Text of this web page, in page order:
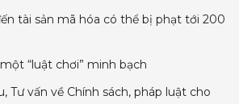
tài sản mã hóa có thể bị phạt tới 200
“luật chơi” minh bạch
Tư vấn về Chính sách, pháp luật cho